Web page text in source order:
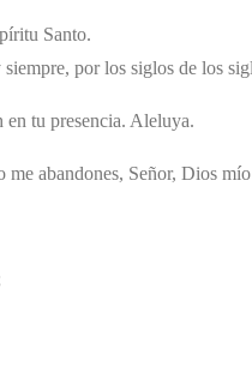
Santo.
por los siglos de los
en tu presencia. Aleluya.
abandones, Señor, Dios